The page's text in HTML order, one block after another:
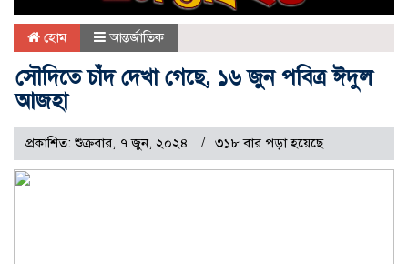
হোম আন্তর্জাতিক
সৌদিতে চাঁদ দেখা গেছে, ১৬ জুন পবিত্র ঈদুল
আজহা
প্রকাশিত: শুক্রবার, ৭ জুন, ২০২৪ ৩১৮ বার পড়া হয়েছে